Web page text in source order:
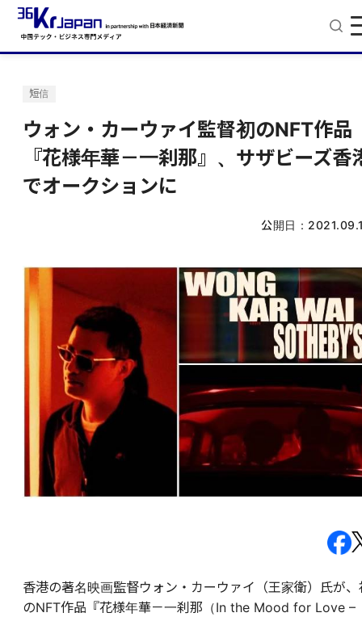
短信
ウォン・カーウァイ監督初のNFT作品
『花様年華－一刹那』、サザビーズ香
でオークションに
公開日：
香港の著名映画監督ウォン・カーウァイ（王家衛）氏が、
のNFT作品『花様年華－一刹那（In the Mood for Love –